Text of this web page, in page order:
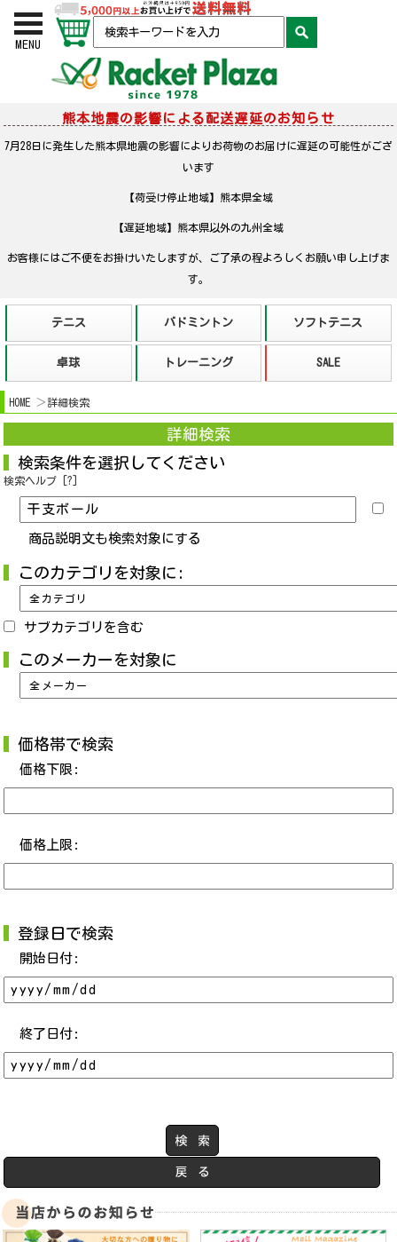
MENU
熊本地震の影響による配送遅延のお知らせ
7月28日に発生した熊本県地震の影響によりお荷物のお届けに遅延の可能性がござ
います
【荷受け停止地域】熊本県全域
【遅延地域】熊本県以外の九州全域
お客様にはご不便をお掛けいたしますが、ご了承の程よろしくお願い申し上げま
す。
HOME 詳細検索
詳細検索
検索条件を選択してください
検索ヘルプ [?]
商品説明文も検索対象にする
このカテゴリを対象に:
サブカテゴリを含む
このメーカーを対象に
価格帯で検索
価格下限:
価格上限:
登録日で検索
開始日付:
終了日付: